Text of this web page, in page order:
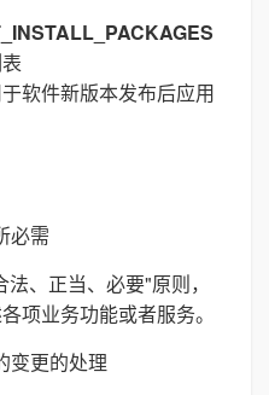
软件新版本发布后应用
必需
、正当、必要"原则，
项业务功能或者服务。
变更的处理